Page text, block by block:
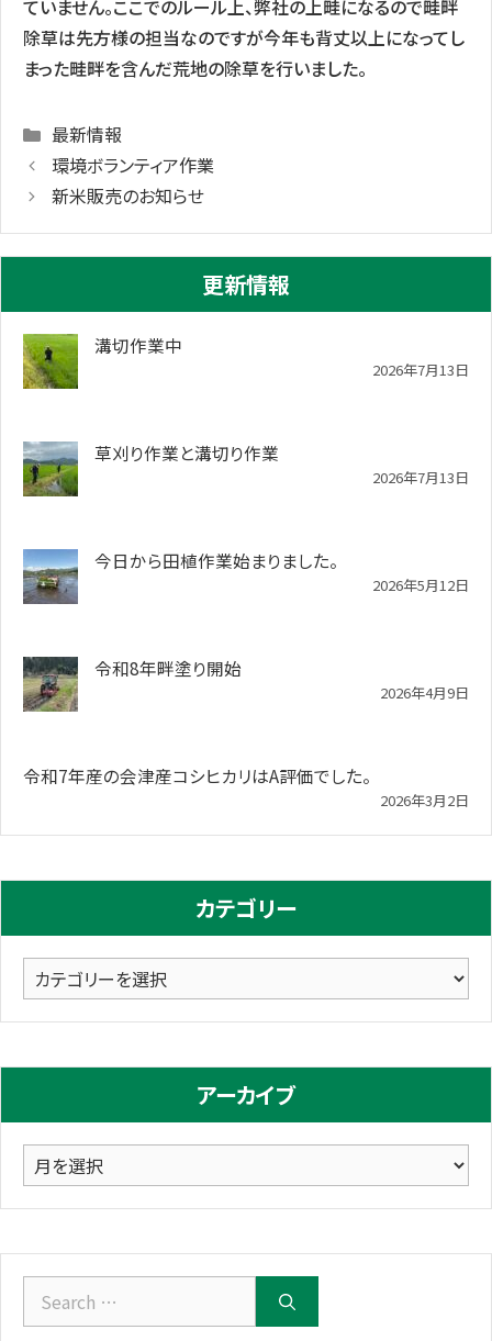
ていません。ここでのルール上、弊社の上畦になるので畦畔
除草は先方様の担当なのですが今年も背丈以上になってし
まった畦畔を含んだ荒地の除草を行いました。
Categories
最新情報
環境ボランティア作業
新米販売のお知らせ
更新情報
溝切作業中
2026年7月13日
草刈り作業と溝切り作業
2026年7月13日
今日から田植作業始まりました。
2026年5月12日
令和8年畔塗り開始
2026年4月9日
令和7年産の会津産コシヒカリはA評価でした。
2026年3月2日
カテゴリー
カ
テ
リ
アーカイブ
ア
ー
イ
ブSearch
for: